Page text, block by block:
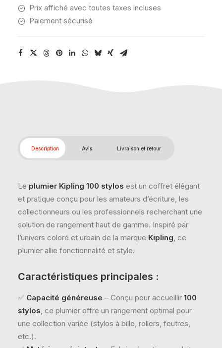
Prix affiché avec toutes taxes incluses
Paiement sécurisé
Description Avis Livraison et retour
Le plumier Kipling 100 stylos est un coffret élégant
et pratique conçu pour les amateurs d’écriture, les
collectionneurs ou les professionnels recherchant une
solution de rangement haut de gamme. Inspiré par
l’univers coloré et urbain de la marque Kipling, ce
plumier allie fonctionnalité et style.
Caractéristiques principales :
✅ Capacité généreuse – Conçu pour accueillir 100
stylos, ce plumier offre un rangement optimal pour
une collection variée (stylos à bille, rollers, feutres,
etc.).